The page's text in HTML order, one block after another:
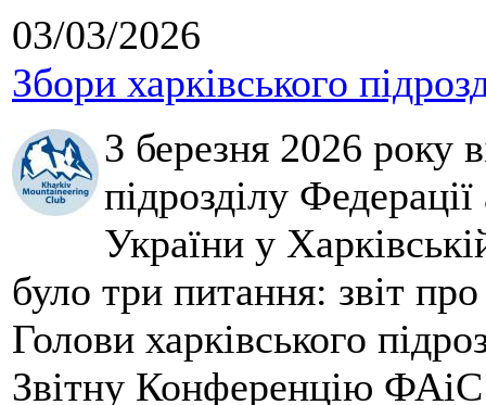
03/03/2026
Збори харківського
3 березня 2026 року
підрозділу
України у
було три питання: звіт
Голови харківського
Звітну Конференцію